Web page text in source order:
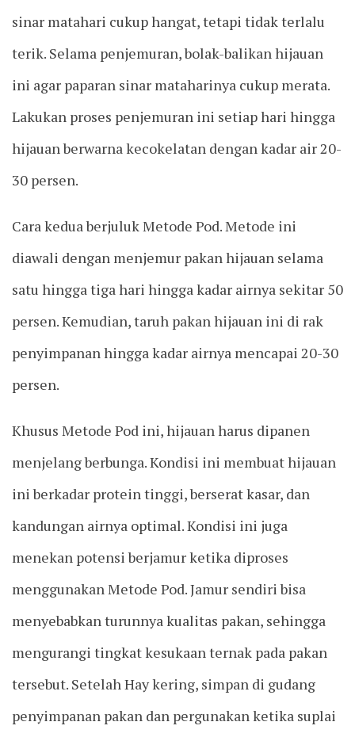
sinar matahari cukup hangat, tetapi tidak terlalu
terik. Selama penjemuran, bolak-balikan hijauan
ini agar paparan sinar mataharinya cukup merata.
Lakukan proses penjemuran ini setiap hari hingga
hijauan berwarna kecokelatan dengan kadar air 20-
30 persen.
Cara kedua berjuluk Metode Pod. Metode ini
diawali dengan menjemur pakan hijauan selama
satu hingga tiga hari hingga kadar airnya sekitar 50
persen. Kemudian, taruh pakan hijauan ini di rak
penyimpanan hingga kadar airnya mencapai 20-30
persen.
Khusus Metode Pod ini, hijauan harus dipanen
menjelang berbunga. Kondisi ini membuat hijauan
ini berkadar protein tinggi, berserat kasar, dan
kandungan airnya optimal. Kondisi ini juga
menekan potensi berjamur ketika diproses
menggunakan Metode Pod. Jamur sendiri bisa
menyebabkan turunnya kualitas pakan, sehingga
mengurangi tingkat kesukaan ternak pada pakan
tersebut. Setelah Hay kering, simpan di gudang
penyimpanan pakan dan pergunakan ketika suplai